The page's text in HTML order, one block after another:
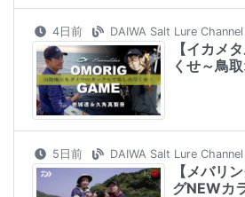
4日前 DAIWA Salt Lure Channel
【イカメ
くせ～鳥
5日前 DAIWA Salt Lure Channel
【メバリ
グNEWカ